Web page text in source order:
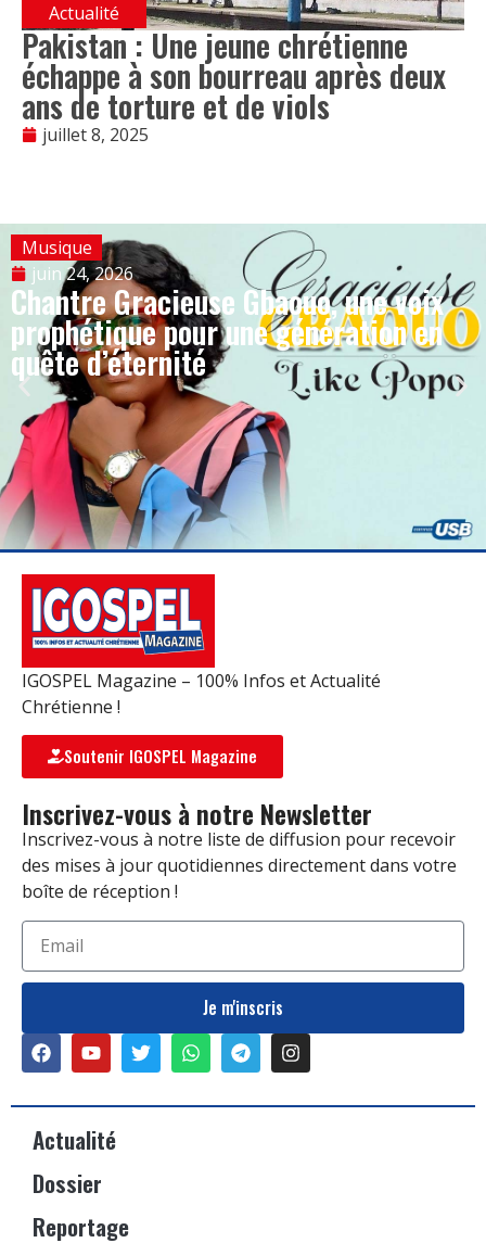
Actualité
Pakistan : Une jeune chrétienne
échappe à son bourreau après deux
ans de torture et de viols
juillet 8, 2025
Musique
juin 24, 2026
Chantre Gracieuse Gbaouo, une voix
prophétique pour une génération en
quête d’éternité
IGOSPEL Magazine – 100% Infos et Actualité
Chrétienne !
Soutenir IGOSPEL Magazine
Inscrivez-vous à notre Newsletter
Inscrivez-vous à notre liste de diffusion pour recevoir
des mises à jour quotidiennes directement dans votre
boîte de réception !
Je m'inscris
Actualité
Dossier
Reportage